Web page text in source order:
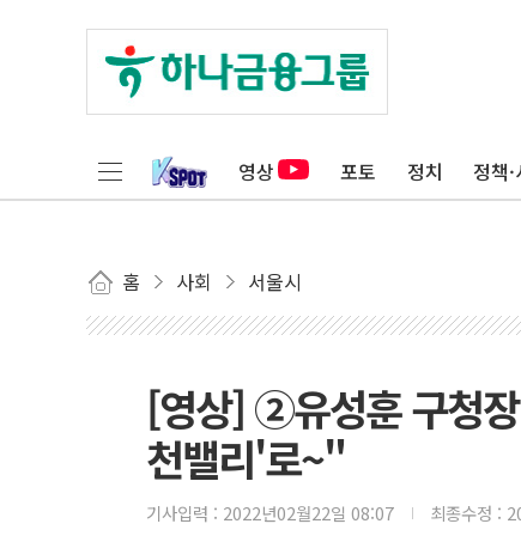
영상 포토 정치 정책
홈 사회 서울시
[영상] ②유성훈 구청
천밸리'로~"
기사입력 : 2022년02월22일 08:07 최종수정 :